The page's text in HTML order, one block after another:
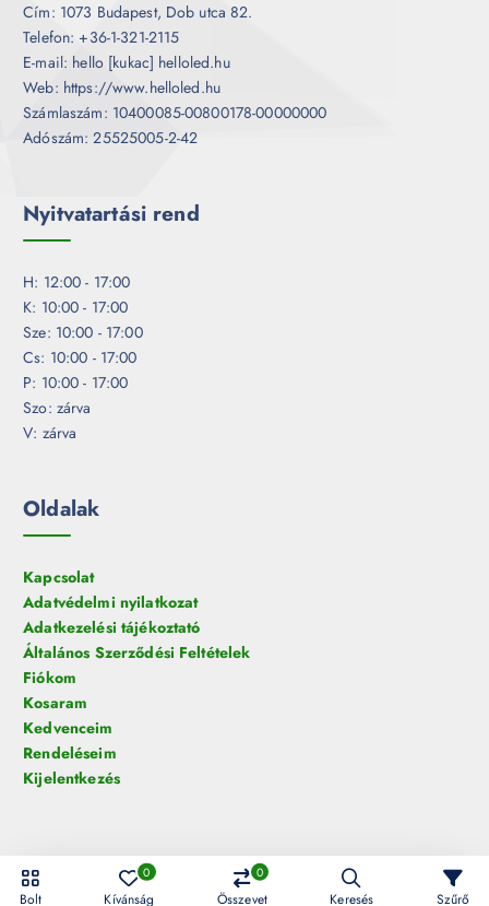
Cím: 1073 Budapest, Dob utca 82.
Telefon: +36-1-321-2115
E-mail: hello [kukac] helloled.hu
Web: https://www.helloled.hu
Számlaszám: 10400085-00800178-00000000
Adószám: 25525005-2-42
Nyitvatartási rend
H: 12:00 - 17:00
K: 10:00 - 17:00
Sze: 10:00 - 17:00
Cs: 10:00 - 17:00
P: 10:00 - 17:00
Szo: zárva
V: zárva
Oldalak
Kapcsolat
Adatvédelmi nyilatkozat
Adatkezelési tájékoztató
Általános Szerződési Feltételek
Fiókom
Kosaram
Kedvenceim
Rendeléseim
Kijelentkezés
© 2026 HelloLED.hu Digiműhely Kft. | Minden jog fenntartva!
Bolt
0
Kívánság
0
Összevet Keresés Szűrő